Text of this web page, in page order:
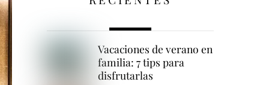
Vacaciones de verano en
familia: 7 tips para
disfrutarlas